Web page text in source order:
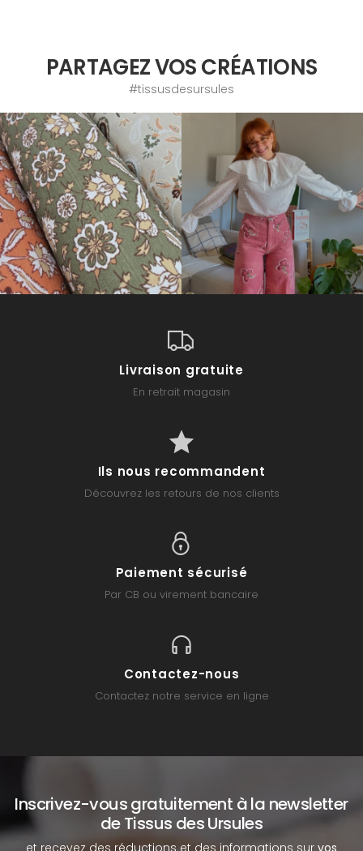
PARTAGEZ VOS CRÉATIONS
#tissusdesursules
Livraison gratuite
En retrait magasin
Ils nous recommandent
Découvrez les retours de nos clients
Paiement sécurisé
Par CB ou virement bancaire
Contactez-nous
Contactez notre service en ligne
Inscrivez-vous gratuitement à la newsletter
de Tissus des Ursules
et recevez des réductions et des informations sur vos